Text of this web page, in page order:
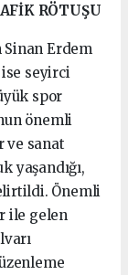
RÖTUŞU
Erdem
seyirci
spor
önemli
ve sanat
yaşandığı,
Önemli
ile gelen